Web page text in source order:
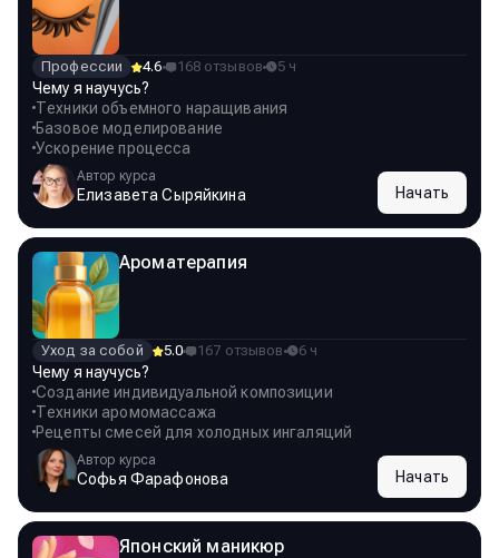
Профессии 4.6 168 отзывов 5 ч
Чему я научусь?
Техники объемного наращивания
Базовое моделирование
Ускорение процесса
Автор курса
Елизавета Сыряйкина Начать
Ароматерапия
Уход за собой 5.0 167 отзывов 6 ч
Чему я научусь?
Создание индивидуальной композиции
Техники аромомассажа
Рецепты смесей для холодных ингаляций
Автор курса
Софья Фарафонова Начать
Японский маникюр